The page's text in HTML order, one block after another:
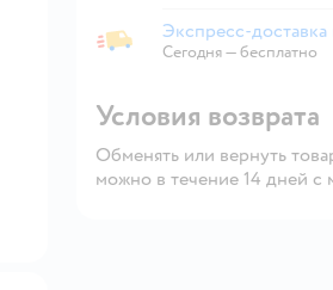
Экспресс-доставка из магазина
Экспресс-доставка
Сегодня—бесплатно
Условия возврата
Обменять или вернуть
можно в течение 14 дней с